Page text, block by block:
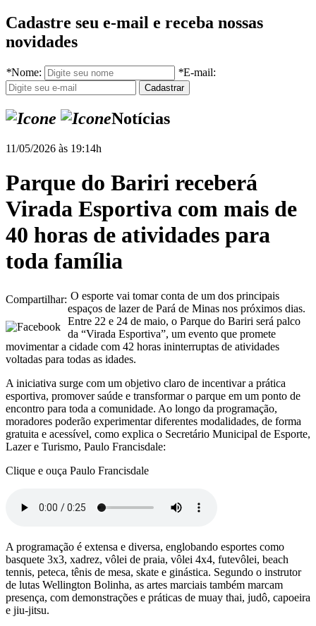
Cadastre seu e-mail e receba nossas
novidades
*Nome: *E-mail:
Notícias
11/05/2026 às 19:14h
Parque do Bariri receberá
Virada Esportiva com mais de
40 horas de atividades para
toda família
Compartilhar: O esporte vai tomar conta de um dos principais
espaços de lazer de Pará de Minas nos próximos dias.
Entre 22 e 24 de maio, o Parque do Bariri será palco
da “Virada Esportiva”, um evento que promete
movimentar a cidade com 42 horas ininterruptas de atividades
voltadas para todas as idades.
A iniciativa surge com um objetivo claro de incentivar a prática
esportiva, promover saúde e transformar o parque em um ponto de
encontro para toda a comunidade. Ao longo da programação,
moradores poderão experimentar diferentes modalidades, de forma
gratuita e acessível, como explica o Secretário Municipal de Esporte,
Lazer e Turismo, Paulo Francisdale:
Clique e ouça Paulo Francisdale
A programação é extensa e diversa, englobando esportes como
basquete 3x3, xadrez, vôlei de praia, vôlei 4x4, futevôlei, beach
tennis, peteca, tênis de mesa, skate e ginástica. Segundo o instrutor
de lutas Wellington Bolinha, as artes marciais também marcam
presença, com demonstrações e práticas de muay thai, judô, capoeira
e jiu-jitsu.